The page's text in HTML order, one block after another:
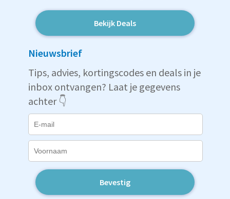
Bekijk Deals
Nieuwsbrief
Tips, advies, kortingscodes en deals in je
inbox ontvangen? Laat je gegevens
achter 👇
Bevestig